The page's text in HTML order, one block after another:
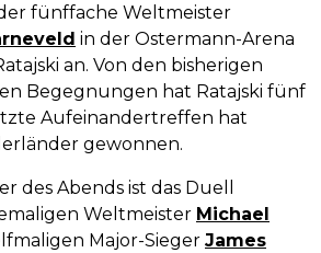
fünffache Weltmeister
in der Ostermann-Arena
an. Von den bisherigen
Begegnungen hat Ratajski fünf
Aufeinandertreffen hat
gewonnen.
des Abends ist das Duell
Weltmeister Michael
Major-Sieger James